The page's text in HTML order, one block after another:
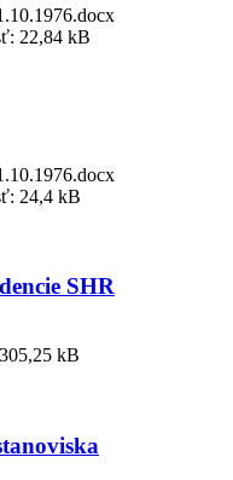
22,84 kB
24,4 kB
SHR
kB